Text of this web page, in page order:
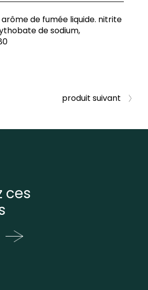
arôme de fumée liquide. nitrite
de sodium,
produit suivant
ces